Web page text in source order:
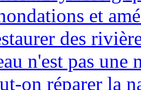
et
des
n'est pas une
on réparer la